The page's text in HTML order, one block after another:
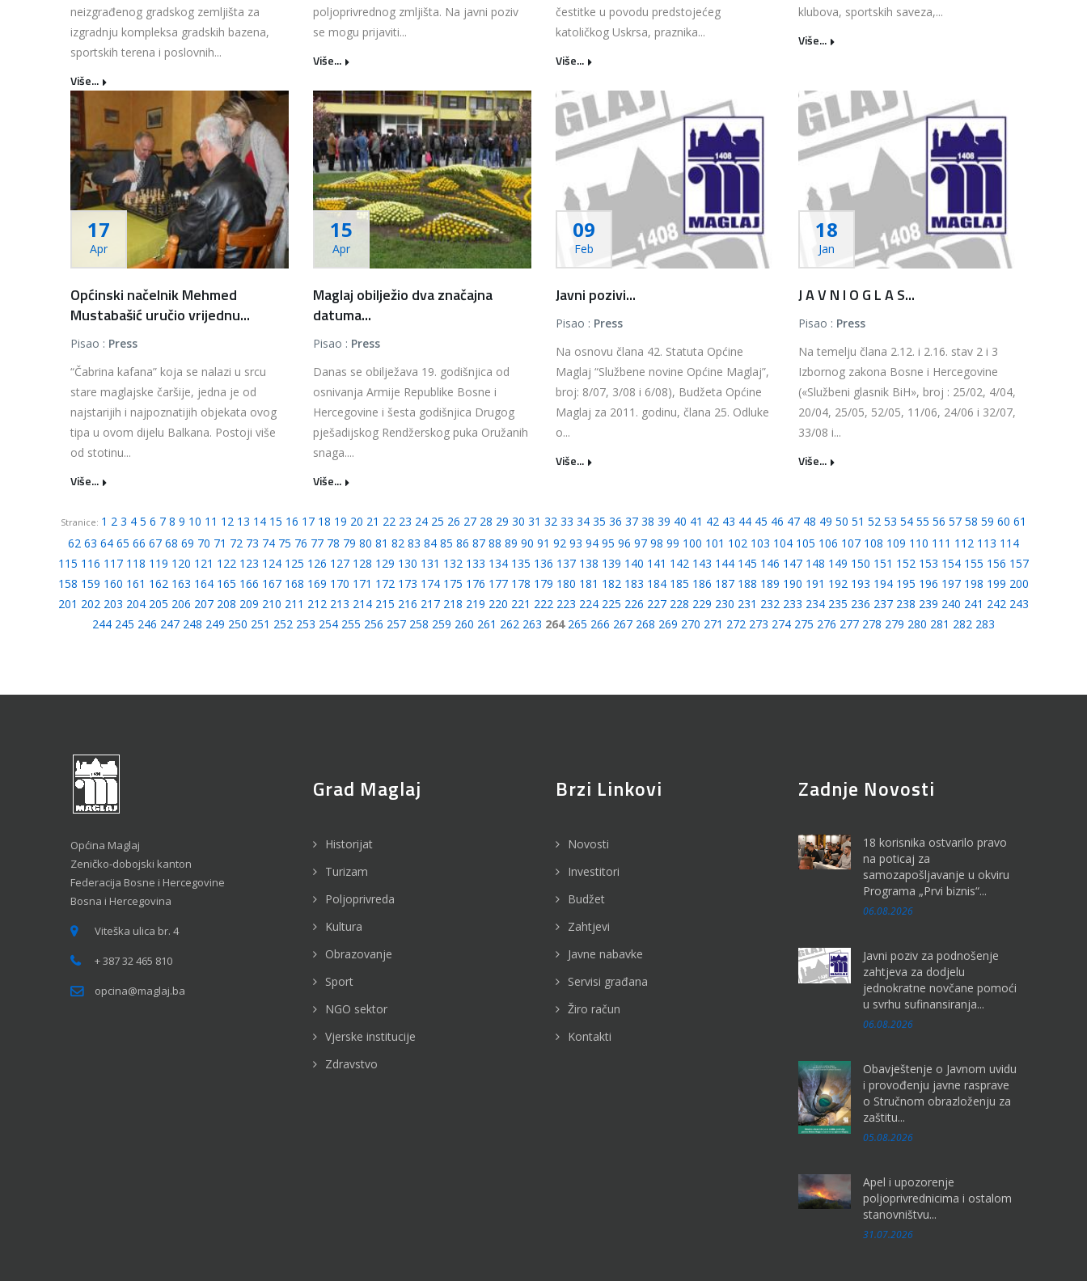
neizgrađenog gradskog zemljišta za
izgradnju kompleksa gradskih bazena,
sportskih terena i poslovnih...
Više...
poljoprivrednog zmljišta. Na javni poziv
se mogu prijaviti...
Više...
čestitke u povodu predstojećeg
katoličkog Uskrsa, praznika...
Više...
klubova, sportskih saveza,...
Više...
17
Apr
Općinski načelnik Mehmed
Mustabašić uručio vrijednu...
Pisao : Press
“Čabrina kafana” koja se nalazi u srcu
stare maglajske čaršije, jedna je od
najstarijih i najpoznatijih objekata ovog
tipa u ovom dijelu Balkana. Postoji više
od stotinu...
Više...
15
Apr
Maglaj obilježio dva značajna
datuma...
Pisao : Press
Danas se obilježava 19. godišnjica od
osnivanja Armije Republike Bosne i
Hercegovine i šesta godišnjica Drugog
pješadijskog Rendžerskog puka Oružanih
snaga....
Više...
09
Feb
Javni pozivi...
Pisao : Press
Na osnovu člana 42. Statuta Općine
Maglaj “Službene novine Općine Maglaj”,
broj: 8/07, 3/08 i 6/08), Budžeta Općine
Maglaj za 2011. godinu, člana 25. Odluke
o...
Više...
18
Jan
J A V N I O G L A S...
Pisao : Press
Na temelju člana 2.12. i 2.16. stav 2 i 3
Izbornog zakona Bosne i Hercegovine
(«Službeni glasnik BiH», broj : 25/02, 4/04,
20/04, 25/05, 52/05, 11/06, 24/06 i 32/07,
33/08 i...
Više...
Stranice: 1 2 3 4 5 6 7 8 9 10 11 12 13 14 15 16 17 18 19 20 21 22 23 24 25 26 27 28 29 30 31 32 33 34 35 36 37 38 39 40 41 42 43 44 45 46 47 48 49 50 51 52 53 54 55 56 57 58 59 60 61
62 63 64 65 66 67 68 69 70 71 72 73 74 75 76 77 78 79 80 81 82 83 84 85 86 87 88 89 90 91 92 93 94 95 96 97 98 99 100 101 102 103 104 105 106 107 108 109 110 111 112 113 114
115 116 117 118 119 120 121 122 123 124 125 126 127 128 129 130 131 132 133 134 135 136 137 138 139 140 141 142 143 144 145 146 147 148 149 150 151 152 153 154 155 156 157
158 159 160 161 162 163 164 165 166 167 168 169 170 171 172 173 174 175 176 177 178 179 180 181 182 183 184 185 186 187 188 189 190 191 192 193 194 195 196 197 198 199 200
201 202 203 204 205 206 207 208 209 210 211 212 213 214 215 216 217 218 219 220 221 222 223 224 225 226 227 228 229 230 231 232 233 234 235 236 237 238 239 240 241 242 243
244 245 246 247 248 249 250 251 252 253 254 255 256 257 258 259 260 261 262 263 264 265 266 267 268 269 270 271 272 273 274 275 276 277 278 279 280 281 282 283
Općina Maglaj
Zeničko-dobojski kanton
Federacija Bosne i Hercegovine
Bosna i Hercegovina
Viteška ulica br. 4
+ 387 32 465 810
opcina@maglaj.ba
Grad Maglaj
Historijat
Turizam
Poljoprivreda
Kultura
Obrazovanje
Sport
NGO sektor
Vjerske institucije
Zdravstvo
Brzi Linkovi
Novosti
Investitori
Budžet
Zahtjevi
Javne nabavke
Servisi građana
Žiro račun
Kontakti
Zadnje Novosti
18 korisnika ostvarilo pravo
na poticaj za
samozapošljavanje u okviru
Programa „Prvi biznis“...
06.08.2026
Javni poziv za podnošenje
zahtjeva za dodjelu
jednokratne novčane pomoći
u svrhu sufinansiranja...
06.08.2026
Obavještenje o Javnom uvidu
i provođenju javne rasprave
o Stručnom obrazloženju za
zaštitu...
05.08.2026
Apel i upozorenje
poljoprivrednicima i ostalom
stanovništvu...
31.07.2026